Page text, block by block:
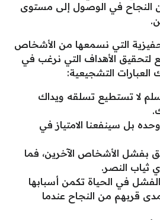
النجاح في الوصول إلى مستوى
التي نسمعها من الأشخاص
لتحقيق الأهداف التي نرغب في
العبارات التشجيعية:
لا تستطيع تسلقه ويداك
بل سينفعنا الامتياز في
بفشل الأشخاص الآخرين، فما
ثياب النصر.
في الحياة تكمن أسبابها
قربهم من النجاح عندما